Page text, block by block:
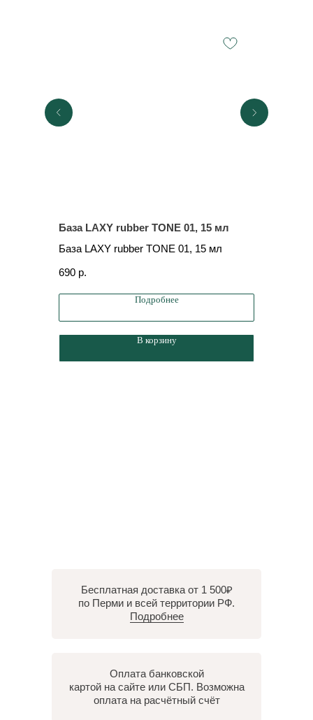
База LAXY rubber TONE 01, 15 мл
База LAXY rubber TONE 01, 15 мл
690 р.
Подробнее
В корзину
Бесплатная доставка от 1 500₽
по Перми и всей территории РФ.
Подробнее
Оплата банковской
картой на сайте или СБП. Возможна
оплата на расчётный счёт